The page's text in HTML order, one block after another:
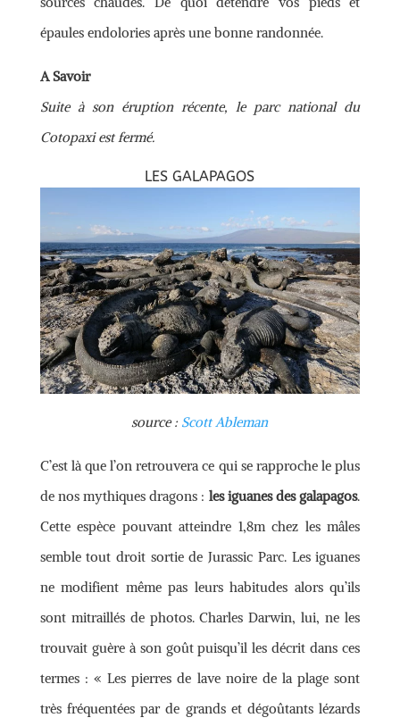
épaules endolories après une bonne randonnée.
A Savoir
Suite à son éruption récente, le parc national du
Cotopaxi est fermé.
LES GALAPAGOS
source : Scott Ableman
C’est là que l’on retrouvera ce qui se rapproche le plus
de nos mythiques dragons : les iguanes des galapagos.
Cette espèce pouvant atteindre 1,8m chez les mâles
semble tout droit sortie de Jurassic Parc. Les iguanes
ne modifient même pas leurs habitudes alors qu’ils
sont mitraillés de photos. Charles Darwin, lui, ne les
trouvait guère à son goût puisqu’il les décrit dans ces
termes : « Les pierres de lave noire de la plage sont
très fréquentées par de grands et dégoûtants lézards